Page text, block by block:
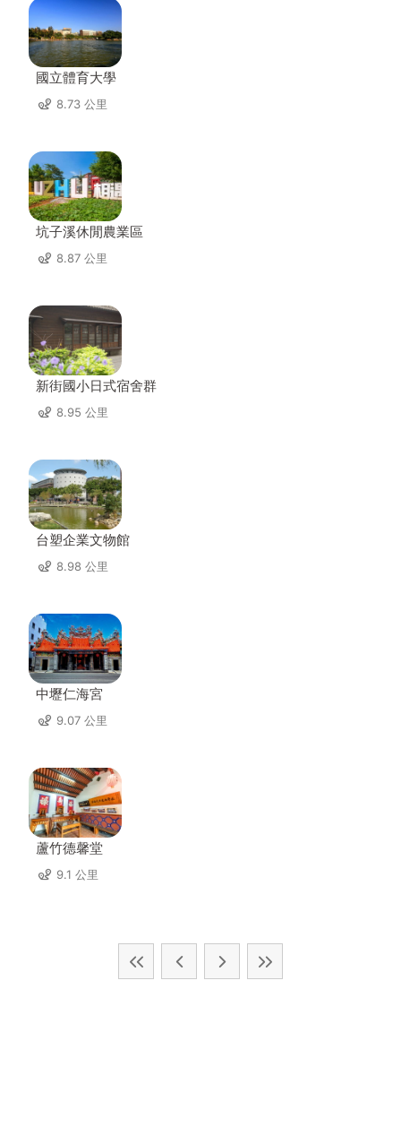
國立體育大學
8.73 公里
坑子溪休閒農業區
8.87 公里
新街國小日式宿舍群
8.95 公里
台塑企業文物館
8.98 公里
中壢仁海宮
9.07 公里
蘆竹德馨堂
9.1 公里